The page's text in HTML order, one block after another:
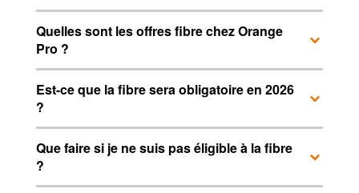
Quelles sont les offres fibre chez Orange
Pro ?
Est-ce que la fibre sera obligatoire en 2026
?
Que faire si je ne suis pas éligible à la fibre
?